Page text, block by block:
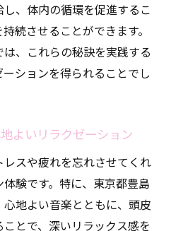
極上のケア
ス体験のすすめ
促す池袋の癒しのオアシ
ュを促す施術
ッドスパの発見
シスでリフレッシュ
去る特別な体験
、体内の循環を促進するこ
続させることができます。
、これらの秘訣を実践する
ションを得られることでし
よいリラクゼーション
スや疲れを忘れさせてくれ
験です。特に、東京都豊島
地よい音楽とともに、頭皮
とで、深いリラックス感を